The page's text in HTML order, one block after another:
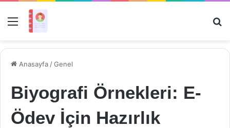
Menü
Anasayfa /Genel
Biyografi Örnekleri: E-
Ödev İçin Hazırlık